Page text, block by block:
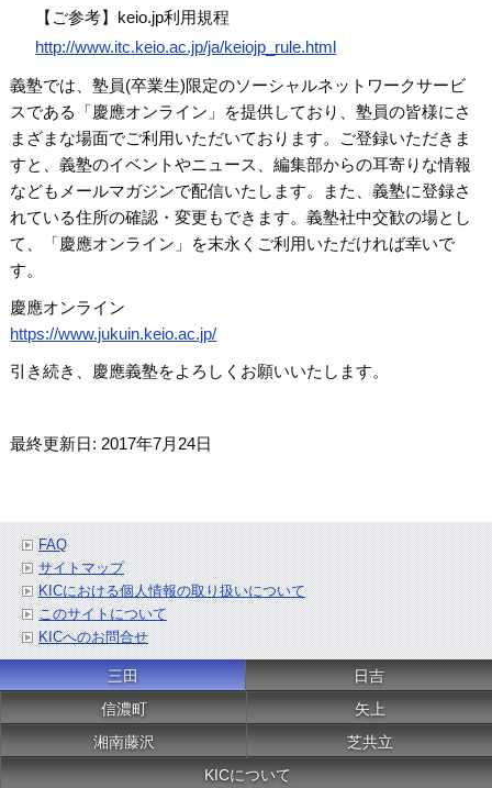
【ご参考】keio.jp利用規程
http://www.itc.keio.ac.jp/ja/keiojp_rule.html
義塾では、塾員(卒業生)限定のソーシャルネットワークサービ
スである「慶應オンライン」を提供しており、塾員の皆様にさ
まざまな場面でご利用いただいております。ご登録いただきま
すと、義塾のイベントやニュース、編集部からの耳寄りな情報
などもメールマガジンで配信いたします。また、義塾に登録さ
れている住所の確認・変更もできます。義塾社中交歓の場とし
て、「慶應オンライン」を末永くご利用いただければ幸いで
す。
慶應オンライン
https://www.jukuin.keio.ac.jp/
引き続き、慶應義塾をよろしくお願いいたします。
最終更新日: 2017年7月24日
FAQ
サイトマップ
KICにおける個人情報の取り扱いについて
このサイトについて
KICへのお問合せ
三田
日吉
信濃町
矢上
湘南藤沢
芝共立
KICについて